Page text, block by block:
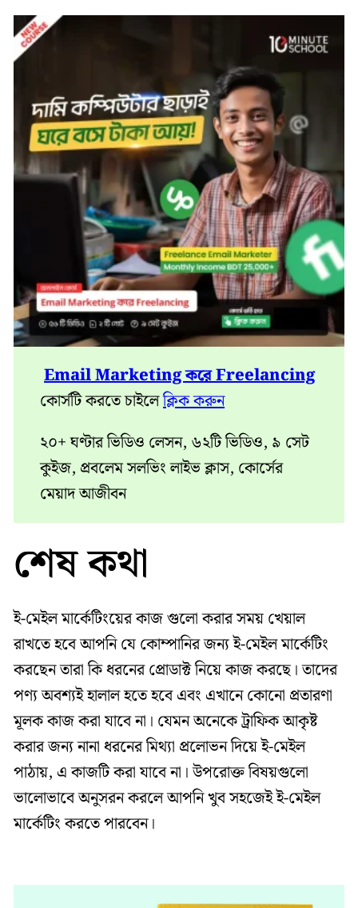
Email Marketing করে Freelancing
কোর্সটি করতে চাইলেক্লিক করুন
২০+ ঘণ্টার ভিডিও লেসন, ৬২টি ভিডিও, ৯ সেট
কুইজ, প্রবলেম সলভিং লাইভ ক্লাস, কোর্সের
মেয়াদ আজীবন
শেষ কথা
ই-মেইল মার্কেটিংয়ের কাজ গুলো করার সময় খেয়াল
রাখতে হবে আপনি যে কোম্পানির জন্য ই-মেইল মার্কেটিং
করছেন তারা কি ধরনের প্রোডাক্ট নিয়ে কাজ করছে। তাদের
পণ্য অবশ্যই হালাল হতে হবে এবং এখানে কোনো প্রতারণা
মূলক কাজ করা যাবে না। যেমন অনেকে ট্রাফিক আকৃষ্ট
করার জন্য নানা ধরনের মিথ্যা প্রলোভন দিয়ে ই-মেইল
পাঠায়, এ কাজটি করা যাবে না। উপরোক্ত বিষয়গুলো
ভালোভাবে অনুসরন করলে আপনি খুব সহজেই ই-মেইল
মার্কেটিং করতে পারবেন।